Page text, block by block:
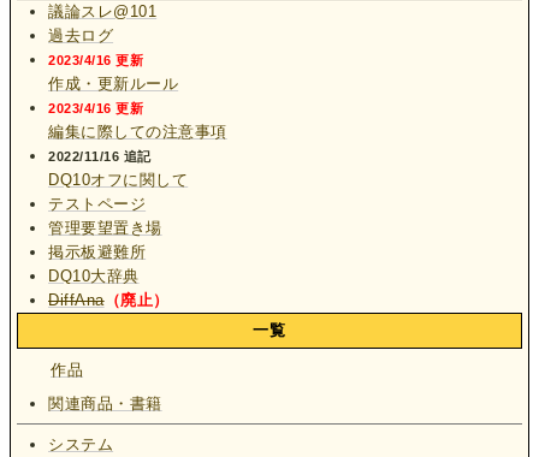
議論スレ@101
過去ログ
2023/4/16 更新
作成・更新ルール
2023/4/16 更新
編集に際しての注意事項
2022/11/16 追記
DQ10オフに関して
テストページ
管理要望置き場
掲示板避難所
DQ10大辞典
DiffAna（廃止）
一覧
作品
関連商品・書籍
システム